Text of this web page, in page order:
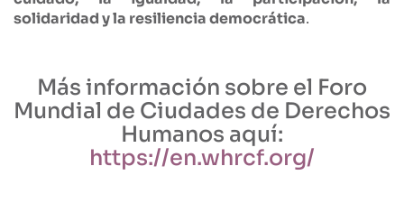
solidaridad y la resiliencia democrática.
Más información sobre el Foro
Mundial de Ciudades de Derechos
Humanos aquí:
https://en.whrcf.org/